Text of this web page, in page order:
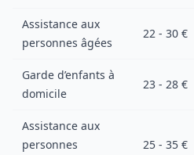
Assistance aux
personnes âgées
22 - 30 €
Garde d’enfants à
domicile
23 - 28 €
Assistance aux
personnes
25 - 35 €